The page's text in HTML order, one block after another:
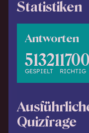
Statistiken
Antworten
51321
GESPIELT RICHTIG
Quizfrage